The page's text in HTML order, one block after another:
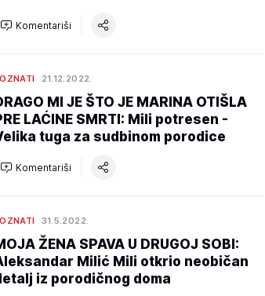
Komentariši
21.12.2022.
MI JE ŠTO JE MARINA OTIŠLA
LAĆINE SMRTI: Mili potresen -
tuga za sudbinom porodice
Komentariši
31.5.2022.
ŽENA SPAVA U DRUGOJ SOBI:
Milić Mili otkrio neobičan
iz porodičnog doma